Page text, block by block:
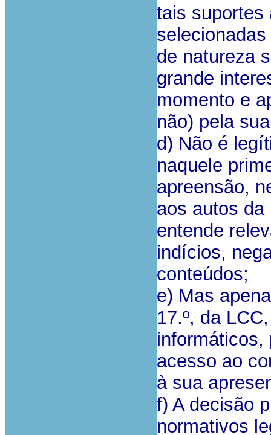
tais suportes
de natureza
grande
momento e
não) pela
d) Não é
naquele
apreensão,
aos autos
entende
indícios,
conteúdos;
e) Mas
17.º, da
informáticos,
acesso ao
à sua
f) A decisão
normativos